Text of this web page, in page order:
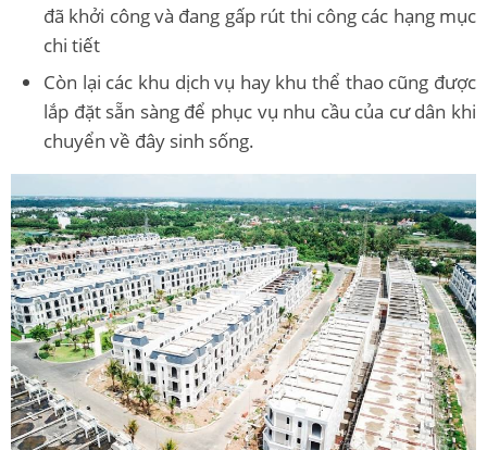
đã khởi công và đang gấp rút thi công các hạng mục
chi tiết
Còn lại các khu dịch vụ hay khu thể thao cũng được
lắp đặt sẵn sàng để phục vụ nhu cầu của cư dân khi
chuyển về đây sinh sống.